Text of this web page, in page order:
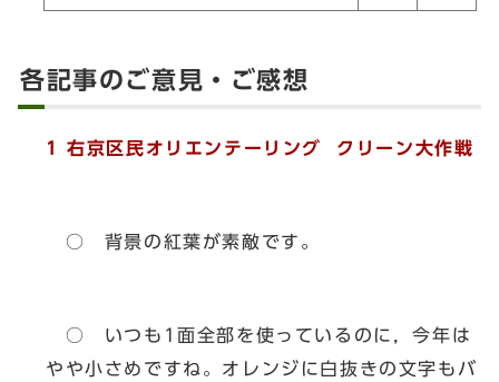
各記事のご意見・ご感想
1 右京区民オリエンテーリング クリーン大作戦
○ 背景の紅葉が素敵です。
○ いつも1面全部を使っているのに，今年は
やや小さめですね。オレンジに白抜きの文字もバ